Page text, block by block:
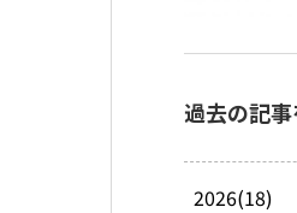
過去の記
2026(18)